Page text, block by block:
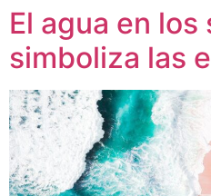
El agua en los
simboliza las